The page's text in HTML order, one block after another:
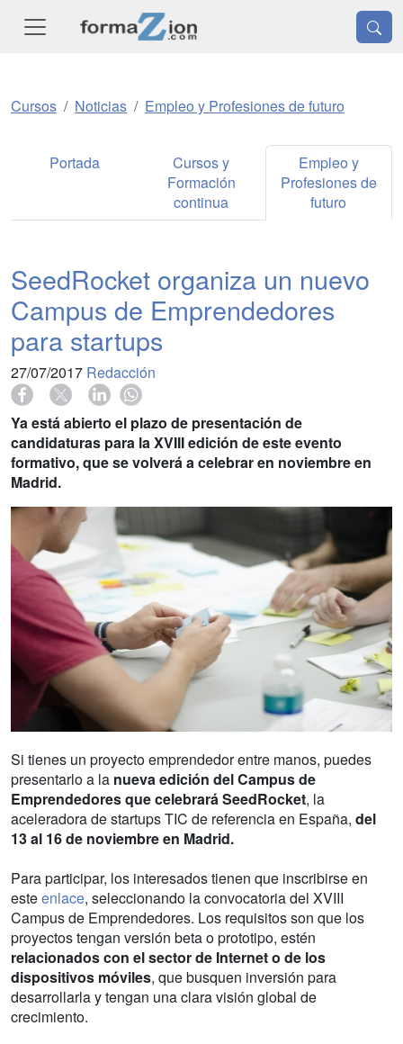
Cursos Noticias Empleo y Profesiones de futuro
Portada
Cursos y
Formación
continua
Empleo y
Profesiones de
futuro
SeedRocket organiza un nuevo
Campus de Emprendedores
para startups
27/07/2017 Redacción
Ya está abierto el plazo de presentación de
candidaturas para la XVIII edición de este evento
formativo, que se volverá a celebrar en noviembre en
Madrid.
Si tienes un proyecto emprendedor entre manos, puedes
presentarlo a la nueva edición del Campus de
Emprendedores que celebrará SeedRocket, la
aceleradora de startups TIC de referencia en España, del
13 al 16 de noviembre en Madrid.
Para participar, los interesados tienen que inscribirse en
esteenlace, seleccionando la convocatoria del XVIII
Campus de Emprendedores. Los requisitos son que los
proyectos tengan versión beta o prototipo, estén
relacionados con el sector de Internet o de los
dispositivos móviles, que busquen inversión para
desarrollarla y tengan una clara visión global de
crecimiento.